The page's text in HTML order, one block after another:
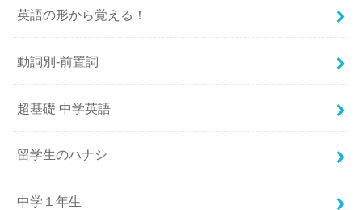
英語の形から覚える！
動詞別-前置詞
超基礎 中学英語
留学生のハナシ
中学１年生